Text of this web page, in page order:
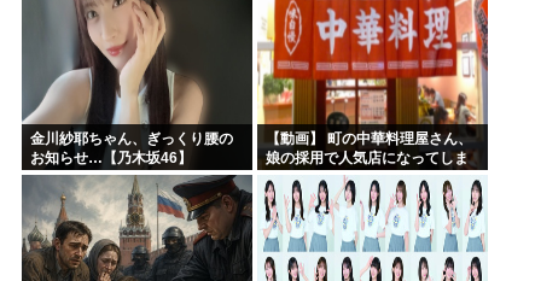
金川紗耶ちゃん、ぎっくり腰の
お知らせ…【乃木坂46】
【動画】 町の中華料理屋さん、
娘の採用で人気店になってしま
う